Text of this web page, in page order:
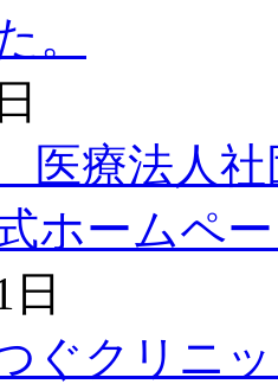
。
医療法人
ホームペ
クリニッ